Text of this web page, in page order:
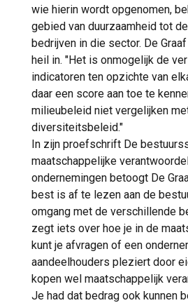
wie hierin wordt opgenomen,
gebied van duurzaamheid tot
bedrijven in die sector. De
heil in. "Het is onmogelijk de
indicatoren ten opzichte van
daar een score aan toe te
milieubeleid niet vergelijken
diversiteitsbeleid."
In zijn proefschrift De
maatschappelijke
ondernemingen betoogt De
best is af te lezen aan de
omgang met de verschillende
zegt iets over hoe je in de
kunt je afvragen of een
aandeelhouders pleziert door
kopen wel maatschappelijk
Je had dat bedrag ook kunnen